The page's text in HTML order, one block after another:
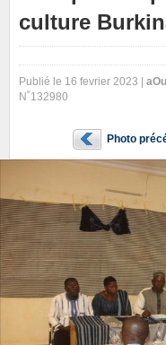
culture
Publié le 16 fevrier 2023 |
N˚132980
Photo